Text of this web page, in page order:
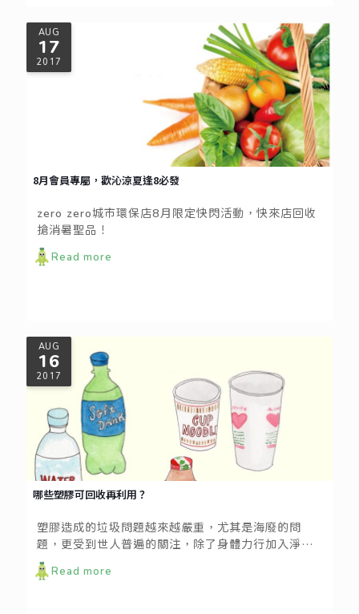
AUG
17
2017
8月會員專屬，歡沁涼夏逢8必發
zero zero城市環保店8月限定快閃活動，快來店回收
搶消暑聖品！
Read more
AUG
16
2017
哪些塑膠可回收再利用？
塑膠造成的垃圾問題越來越嚴重，尤其是海廢的問
題，更受到世人普遍的關注，除了身體力行加入淨灘
的行列外，我們還可以做到最基本、簡單的事情，就
是日常的垃圾分類與資源回收。
Read more